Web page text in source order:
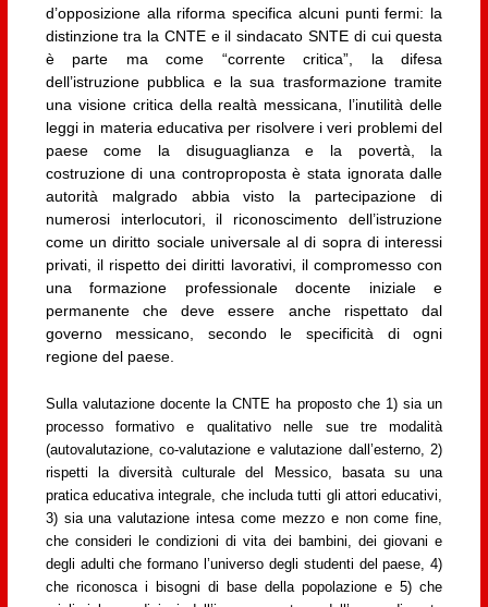
d’opposizione alla riforma specifica alcuni punti fermi: la
distinzione tra la CNTE e il sindacato SNTE di cui questa
è parte ma come “corrente critica”, la difesa
dell’istruzione pubblica e la sua trasformazione tramite
una visione critica della realtà messicana, l’inutilità delle
leggi in materia educativa per risolvere i veri problemi del
paese come la disuguaglianza e la povertà, la
costruzione di una controproposta è stata ignorata dalle
autorità malgrado abbia visto la partecipazione di
numerosi interlocutori, il riconoscimento dell’istruzione
come un diritto sociale universale al di sopra di interessi
privati, il rispetto dei diritti lavorativi, il compromesso con
una formazione professionale docente iniziale e
permanente che deve essere anche rispettato dal
governo messicano, secondo le specificità di ogni
regione del paese.
Sulla valutazione docente la CNTE ha proposto che 1) sia un
processo formativo e qualitativo nelle sue tre modalità
(autovalutazione, co-valutazione e valutazione dall’esterno, 2)
rispetti la diversità culturale del Messico, basata su una
pratica educativa integrale, che includa tutti gli attori educativi,
3) sia una valutazione intesa come mezzo e non come fine,
che consideri le condizioni di vita dei bambini, dei giovani e
degli adulti che formano l’universo degli studenti del paese, 4)
che riconosca i bisogni di base della popolazione e 5) che